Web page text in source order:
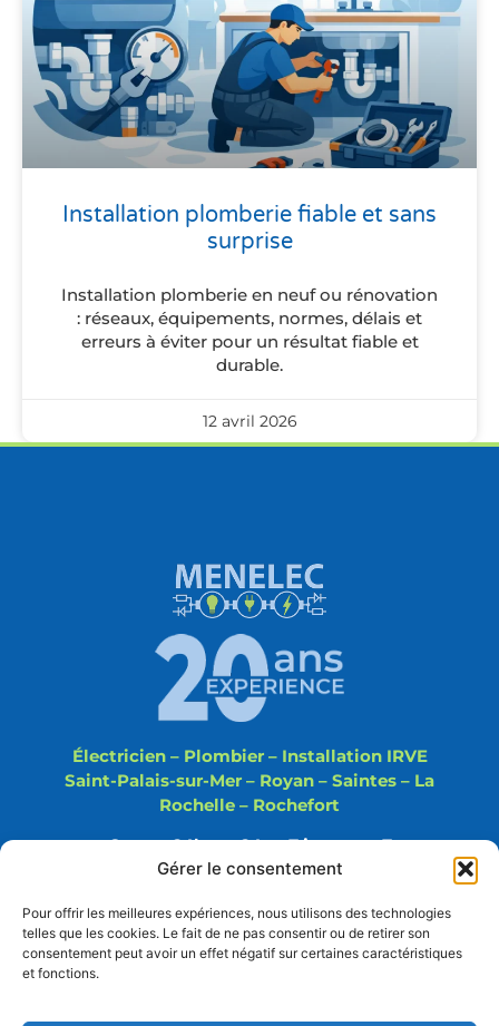
Gérer le consentement
Pour offrir les meilleures expériences, nous utilisons des technologies
telles que les cookies. Le fait de ne pas consentir ou de retirer son
consentement peut avoir un effet négatif sur certaines caractéristiques
et fonctions.
Installation plomberie fiable et sans
surprise
Installation plomberie en neuf ou rénovation
: réseaux, équipements, normes, délais et
erreurs à éviter pour un résultat fiable et
durable.
12 avril 2026
Électricien – Plombier – Installation IRVE
Saint-Palais-sur-Mer – Royan – Saintes – La
Rochelle – Rochefort
Ouvert 24h sur 24 et 7 jours sur 7
électricité, domotique et plomberie. Des solutions
fiables et conformes aux normes pour votre
confort et votre sécurité
Email: jeanmenz72@gmail.com